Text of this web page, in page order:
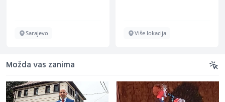
Sarajevo Više lokacija
Možda vas zanima